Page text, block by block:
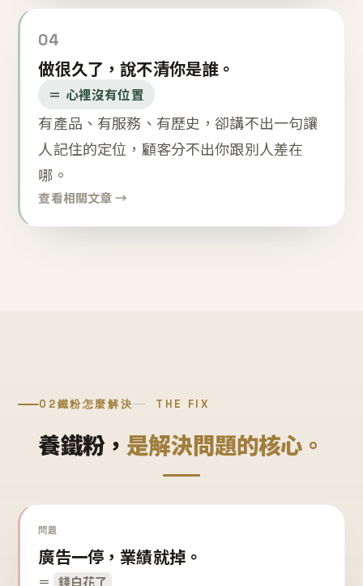
04
做很久了，說不清你是誰。
＝ 心裡沒有位置
有產品、有服務、有歷史，卻講不出一句讓
人記住的定位，顧客分不出你跟別人差在
哪。
查看相關文章 →
02鐵粉怎麼解決 THE FIX
養鐵粉， 是解決問題的核心。
問題
廣告一停，業績就掉。
＝ 錢白花了